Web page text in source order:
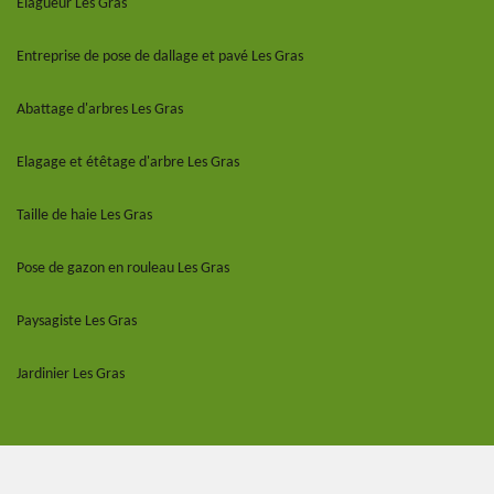
Elagueur Les Gras
Entreprise de pose de dallage et pavé Les Gras
Abattage d'arbres Les Gras
Elagage et étêtage d'arbre Les Gras
Taille de haie Les Gras
Pose de gazon en rouleau Les Gras
Paysagiste Les Gras
Jardinier Les Gras